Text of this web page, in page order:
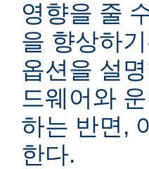
영향을 줄
을 향상하
옵션을 설
드웨어와
하는 반면,
한다.